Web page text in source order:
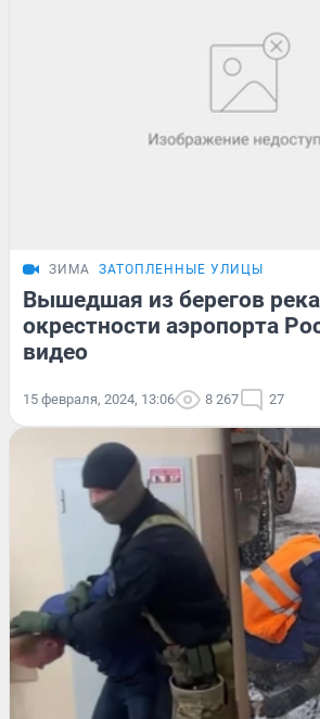
ЗИМА ЗАТОПЛЕННЫЕ УЛИЦЫ
Вышедшая из берегов
окрестности аэропорта
видео
15 февраля, 2024, 13:06 8 267 27